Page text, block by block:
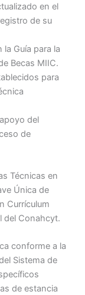
en el
de su
Guía para la
Becas MIIC.
para
del
de
Técnicas en
Única de
Currículum
del Conahcyt.
conforme a la
Sistema de
de estancia